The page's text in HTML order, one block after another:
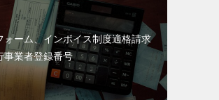
ォーム、インボイス制度適格請求
事業者登録番号